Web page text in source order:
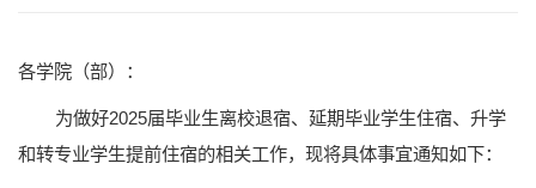
各学院（部）：
为做好2025届毕业生离校退宿、延期毕业学生住宿、升学
和转专业学生提前住宿的相关工作，现将具体事宜通知如下：